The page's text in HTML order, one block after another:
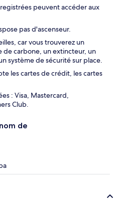
peuvent accéder aux
pas d'ascenseur.
car vous trouverez un
carbone, un extincteur, un
système de sécurité sur place.
les cartes de crédit, les cartes
: Visa, Mastercard,
Club.
de